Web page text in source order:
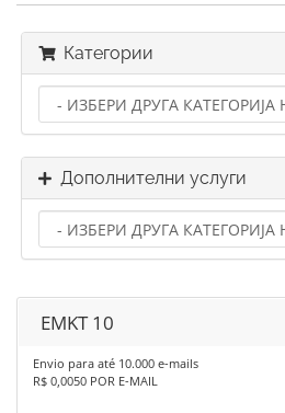
Категории
Дополнителни услуги
EMKT 10
Envio para até 10.000 e-mails
R$ 0,0050 POR E-MAIL